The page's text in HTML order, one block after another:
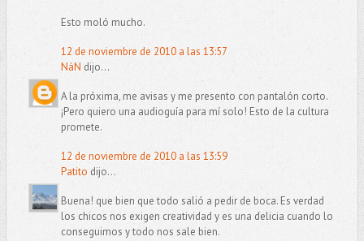
Esto moló mucho.
12 de noviembre de 2010 a las 13:57
NáN dijo...
A la próxima, me avisas y me presento con pantalón corto.
¡Pero quiero una audioguía para mí solo! Esto de la cultura
promete.
12 de noviembre de 2010 a las 13:59
Patito dijo...
Buena! que bien que todo salió a pedir de boca. Es verdad
los chicos nos exigen creatividad y es una delicia cuando lo
conseguimos y todo nos sale bien.